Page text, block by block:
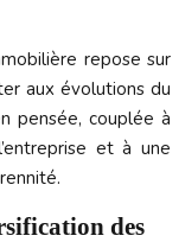
repose sur
aux évolutions du
pensée, couplée à
et à une
des